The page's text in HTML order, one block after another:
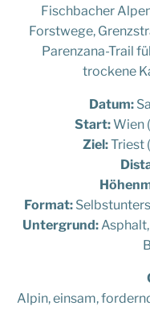
Fischbacher
Forstwege,
Parenzana-Trail
trockene
Datum:
Start:Wien
Ziel:Triest
Format:
Untergrund:
Alpin, einsam,